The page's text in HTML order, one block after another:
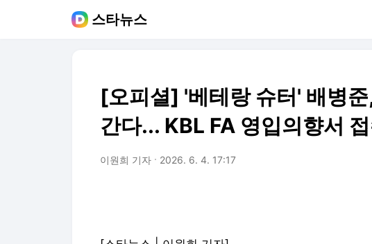
스타뉴스
[오피셜] '베테랑 슈터' 배병
간다... KBL FA 영입의향서
이원희 기자 2026. 6. 4. 17:17